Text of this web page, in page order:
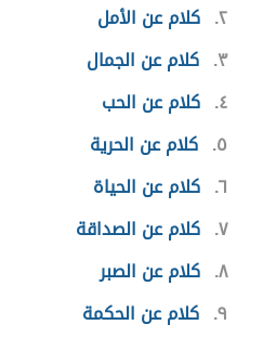
٢ كلام عن الأمل
٣ كلام عن الجمال
٤ كلام عن الحب
٥ كلام عن الحرية
٦ كلام عن الحياة
٧ كلام عن الصداقة
٨ كلام عن الصبر
٩ كلام عن الحكمة